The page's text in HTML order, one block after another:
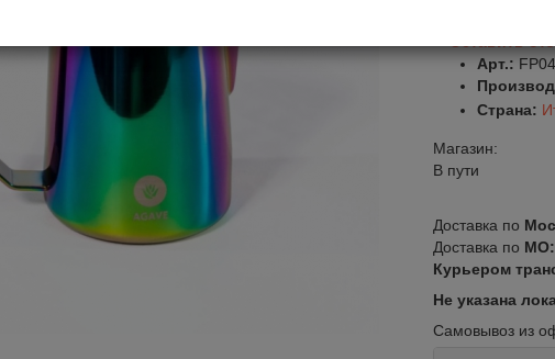
Арт.:
Страна:
Магазин:
В пути
Доставка по
Доставка по МО:
Курьером
Не указана
Самовывоз из